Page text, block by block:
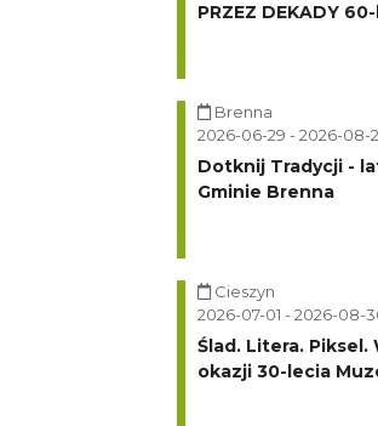
PRZEZ DEKADY
Brenna
2026-06-29 - 2026-08-
Dotknij Tradycji -
Gminie Brenna
Cieszyn
2026-07-01 - 2026-08-
Ślad. Litera. Piksel.
okazji 30-lecia